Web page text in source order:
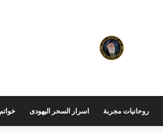
روحانيات مجربة اسرار السحر اليهودى